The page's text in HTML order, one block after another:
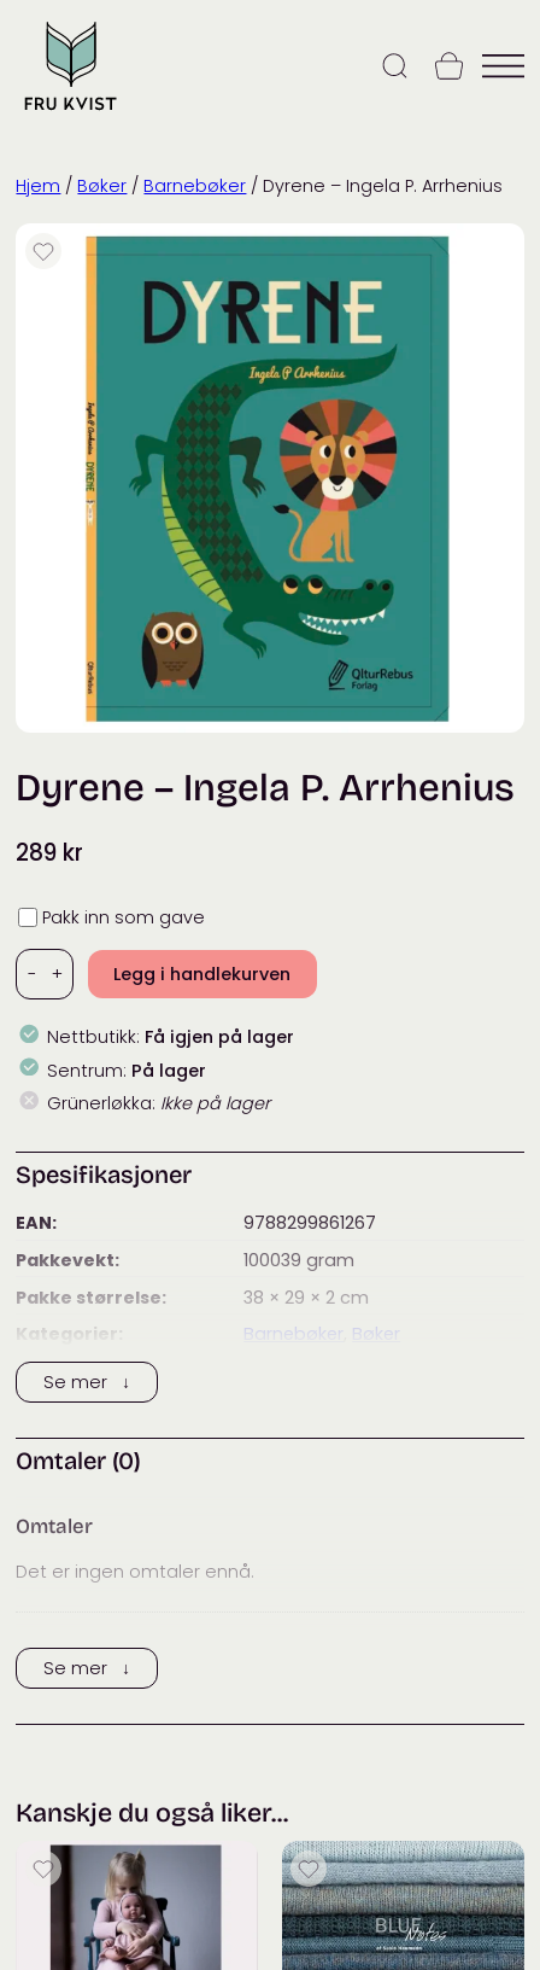
content
Hjem / Bøker / Barnebøker / Dyrene – Ingela P. Arrhenius
Dyrene – Ingela P. Arrhenius
289 kr
Innpakning
Pakk inn som gave
-
Dyrene
Ingela
P.
Arrhenius
antall
+ Legg i handlekurven
Nettbutikk: Få igjen på lager
Sentrum: På lager
Grünerløkka: Ikke på lager
Spesifikasjoner
EAN:
9788299861267
Pakkevekt:
100039 gram
Pakke størrelse:
38 × 29 × 2 cm
Kategorier:
Barnebøker Bøker
Se mer ↓
Omtaler (0)
Omtaler
Det er ingen omtaler ennå.
Trykk her for å legge til en omtale
Se mer ↓
Kanskje du også liker...